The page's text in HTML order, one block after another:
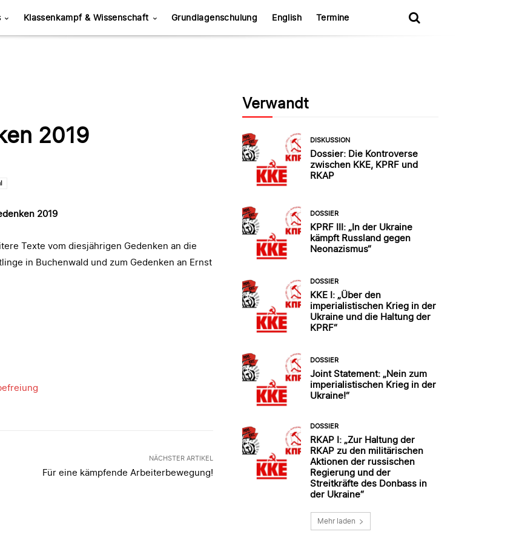
Klassenkampf & Wissenschaft Grundlagenschulung English Termine
2019
2019
Texte vom diesjährigen Gedenken an die
in Buchenwald und zum Gedenken an Ernst
NÄCHSTER ARTIKEL
Für eine kämpfende Arbeiterbewegung!
Verwandt
DISKUSSION
Dossier: Die Kontroverse
zwischen KKE, KPRF und
RKAP
DOSSIER
KPRF III: „In der Ukraine
kämpft Russland gegen
Neonazismus“
DOSSIER
KKE I: „Über den
imperialistischen Krieg in der
Ukraine und die Haltung der
KPRF“
DOSSIER
Joint Statement: „Nein zum
imperialistischen Krieg in der
Ukraine!“
DOSSIER
RKAP I: „Zur Haltung der
RKAP zu den militärischen
Aktionen der russischen
Regierung und der
Streitkräfte des Donbass in
der Ukraine“
Mehr laden